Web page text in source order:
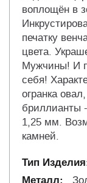
воплощён в
печатку
цвета.
Мужчины! И
себя!
огранка
бриллианты
1,25 мм.
камней.